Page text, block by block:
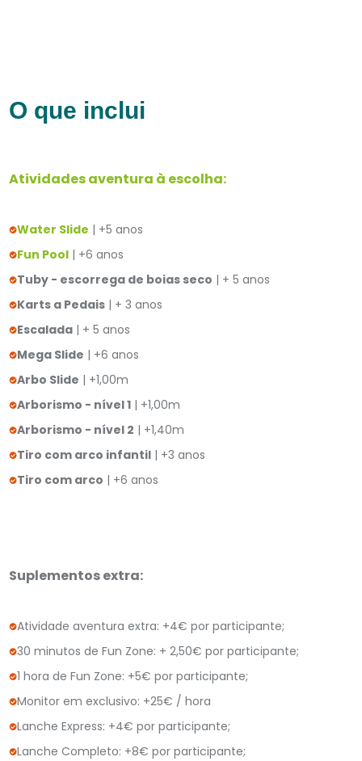
O que inclui
Atividades aventura à escolha:
Water Slide | +5 anos
Fun Pool | +6 anos
Tuby - escorrega de boias seco | + 5 anos
Karts a Pedais | + 3 anos
Escalada | + 5 anos
Mega Slide | +6 anos
Arbo Slide | +1,00m
Arborismo - nível 1 | +1,00m
Arborismo - nível 2 | +1,40m
Tiro com arco infantil | +3 anos
Tiro com arco | +6 anos
Suplementos extra:
Atividade aventura extra: +4€ por participante;
30 minutos de Fun Zone: + 2,50€ por participante;
1 hora de Fun Zone: +5€ por participante;
Monitor em exclusivo: +25€ / hora
Lanche Express: +4€ por participante;
Lanche Completo: +8€ por participante;